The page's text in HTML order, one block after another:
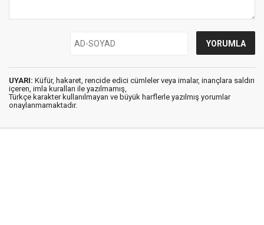
UYARI: Küfür, hakaret, rencide edici cümleler veya imalar, inançlara saldırı
içeren, imla kuralları ile yazılmamış,
Türkçe karakter kullanılmayan ve büyük harflerle yazılmış yorumlar
onaylanmamaktadır.